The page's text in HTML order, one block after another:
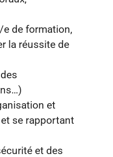
de formation,
la réussite de
et
se rapportant
et des